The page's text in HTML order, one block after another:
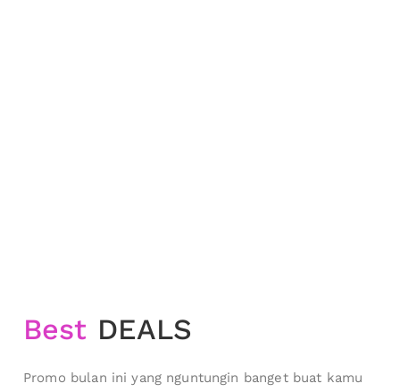
Best DEALS
Promo bulan ini yang nguntungin banget buat kamu